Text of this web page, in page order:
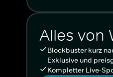
Alles von
Blockbuster kurz
Exklusive und
Kompletter Live-